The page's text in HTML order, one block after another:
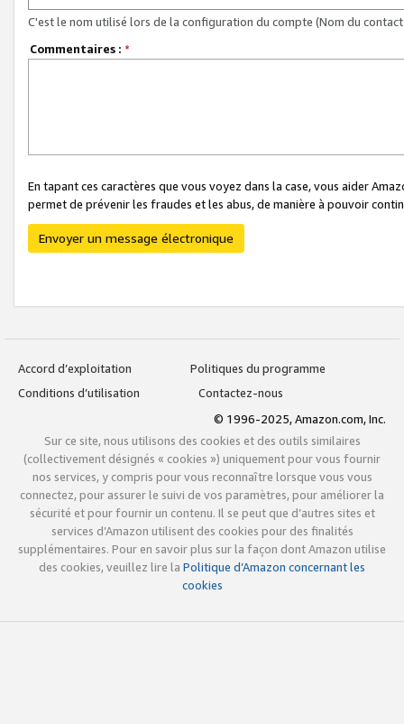
C'est le nom utilisé lors de la configuration du compte (Nom du
Commentaires : *
En tapant ces caractères que vous voyez dans la case, vous aider
permet de prévenir les fraudes et les abus, de manière à pouvoir
Envoyer un message électronique
Accord d’exploitation
Politiques du programme
Conditions d’utilisation
Contactez-nous
© 1996-2025, Amazon.com, Inc.
Sur ce site, nous utilisons des cookies et des outils similaires
(collectivement désignés « cookies ») uniquement pour vous fournir
nos services, y compris pour vous reconnaître lorsque vous vous
connectez, pour assurer le suivi de vos paramètres, pour améliorer la
sécurité et pour fournir un contenu. Il se peut que d’autres sites et
services d’Amazon utilisent des cookies pour des finalités
supplémentaires. Pour en savoir plus sur la façon dont Amazon utilise
des cookies, veuillez lire la Politique d’Amazon concernant les
cookies